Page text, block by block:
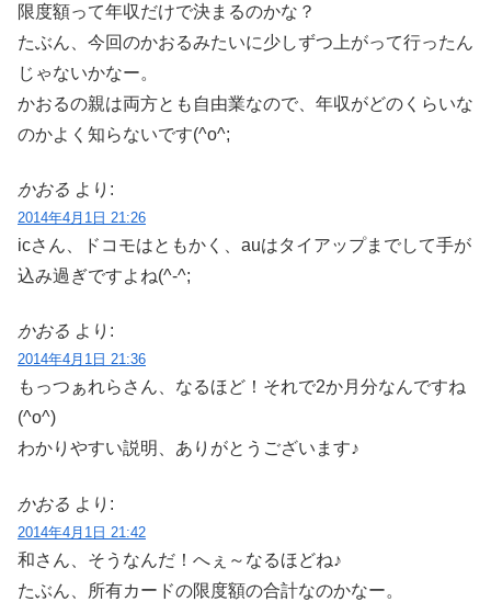
限度額って年収だけで決まるのかな？
たぶん、今回のかおるみたいに少しずつ上がって行ったん
じゃないかなー。
かおるの親は両方とも自由業なので、年収がどのくらいな
のかよく知らないです(^o^;
かおる より:
2014年4月1日 21:26
icさん、ドコモはともかく、auはタイアップまでして手が
込み過ぎですよね(^-^;
かおる より:
2014年4月1日 21:36
もっつぁれらさん、なるほど！それで2か月分なんですね
(^o^)
わかりやすい説明、ありがとうございます♪
かおる より:
2014年4月1日 21:42
和さん、そうなんだ！へぇ～なるほどね♪
たぶん、所有カードの限度額の合計なのかなー。